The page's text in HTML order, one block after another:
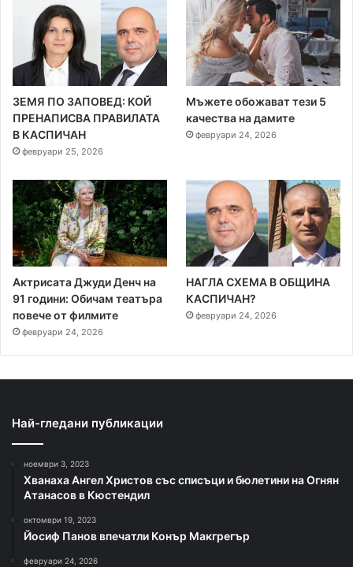
ЗЕМЯ ПО ЗАПОВЕД: КОЙ
ПРЕНАПИСВА ПРАВИЛАТА
В КАСПИЧАН
февруари 25, 2026
Мъжете обожават тези 5
качества на дамите
февруари 24, 2026
Актрисата Джуди Денч на
91 години: Обичам театъра
повече от филмите
февруари 24, 2026
НАГЛА СХЕМА В ОБЩИНА
КАСПИЧАН?
февруари 24, 2026
Най-гледани публикации
ноември 3, 2023
Хванаха Ангел Христов със списъци и бюлетини на Огнян
Атанасов в Кюстендил
октомври 19, 2023
Йосиф Панов впечатли Конър Макгрегър
февруари 24, 2026